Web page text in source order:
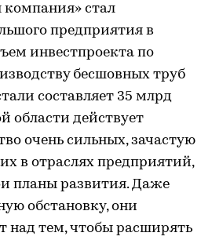
компания» стал
предприятия в
инвестпроекта по
бесшовных труб
составляет 35 млрд
области действует
очень сильных, зачастую
в отраслях предприятий,
планы развития. Даже
обстановку, они
над тем, чтобы расширять